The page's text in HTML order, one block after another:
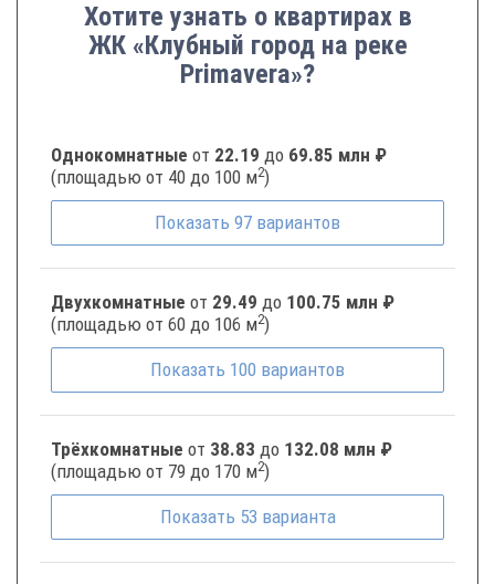
Хотите узнать о квартирах в
ЖК «Клубный город на реке
Primavera»?
Однокомнатные от 22.19 до 69.85 млн ₽
(площадью от 40 до 100 м2)
Показать 97 вариантов
Двухкомнатные от 29.49 до 100.75 млн ₽
(площадью от 60 до 106 м2)
Показать 100 вариантов
Трёхкомнатные от 38.83 до 132.08 млн ₽
(площадью от 79 до 170 м2)
Показать 53 варианта